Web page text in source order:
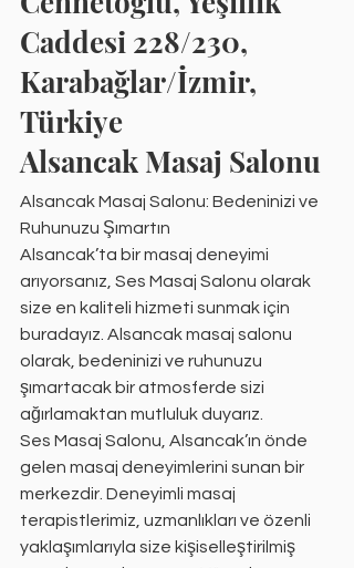
Caddesi 228/230,
Karabağlar/İzmir,
Türkiye
Alsancak Masaj Salonu
Alsancak Masaj Salonu: Bedeninizi ve
Ruhunuzu Şımartın
Alsancak’ta bir masaj deneyimi
arıyorsanız, Ses Masaj Salonu olarak
size en kaliteli hizmeti sunmak için
buradayız. Alsancak masaj salonu
olarak, bedeninizi ve ruhunuzu
şımartacak bir atmosferde sizi
ağırlamaktan mutluluk duyarız.
Ses Masaj Salonu, Alsancak’ın önde
gelen masaj deneyimlerini sunan bir
merkezdir. Deneyimli masaj
terapistlerimiz, uzmanlıkları ve özenli
yaklaşımlarıyla size kişiselleştirilmiş